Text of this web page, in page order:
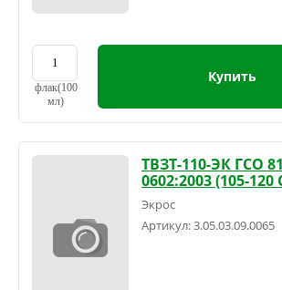
флак(100
мл)
Купить
ТВЗТ-110-ЭК ГСО
0602:2003 (105-120
Экрос
Артикул:3.05.03.09.0065